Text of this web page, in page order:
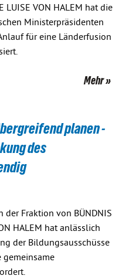
LUISE VON HALEM hat die
Ministerpräsidenten
für eine Länderfusion
Mehr
planen -
des
Fraktion von BÜNDNIS
HALEM hat anlässlich
der Bildungsausschüsse